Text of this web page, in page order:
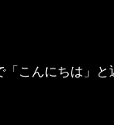
「こんにちは」と